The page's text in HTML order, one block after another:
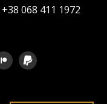
+38 068 411 1972